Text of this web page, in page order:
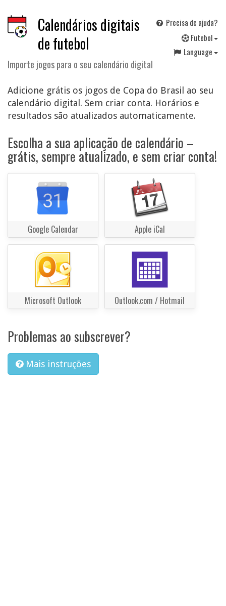
Calendários digitais
de futebol
Importe jogos para o seu calendário digital
Precisa de ajuda?
Futebol
Language
Adicione grátis os jogos de Copa do Brasil ao seu
calendário digital. Sem criar conta. Horários e
resultados são atualizados automaticamente.
Escolha a sua aplicação de calendário –
grátis, sempre atualizado, e sem criar conta!
Google Calendar Apple iCal
Microsoft Outlook Outlook.com / Hotmail
Problemas ao subscrever?
Mais instruções